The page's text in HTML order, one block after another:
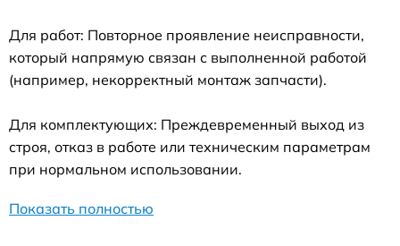
Для работ: Повторное проявление неисправности,
который напрямую связан с выполненной работой
(например, некорректный монтаж запчасти).
Для комплектующих: Преждевременный выход из
строя, отказ в работе или техническим параметрам
при нормальном использовании.
Показать полностью